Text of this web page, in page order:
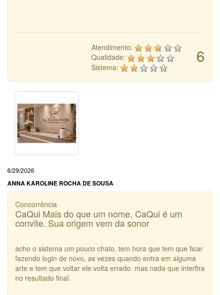
6
Atendimento:
Qualidade:
Sistema:
6/29/2026
ANNA KAROLINE ROCHA DE SOUSA
Concorrência
CaQui Mais do que um nome, CaQui é um
convite. Sua origem vem da sonor
acho o sistema um pouco chato. tem hora que tem que ficar
fazendo login de novo, as vezes quando entra em alguma
arte e tem que voltar ele volta errado. mas nada que interfira
no resultado final.